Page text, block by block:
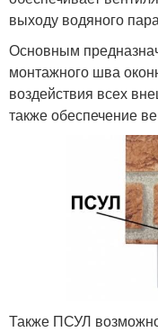
выходу водяного
Основным
монтажного шва
воздействия всех
также обеспечение
Также ПСУЛ